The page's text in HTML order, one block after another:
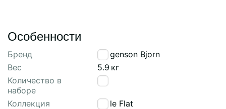
Особенности
Бренд
Bergenson Bjorn
Вес
5.9 кг
Количество в
наборе
1
Коллекция
Vetle Flat